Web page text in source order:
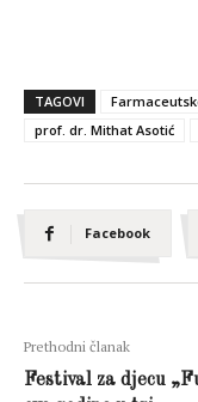
TAGOVI
prof. dr. Mithat Asotić
Facebook
Prethodni članak
Festival za djecu